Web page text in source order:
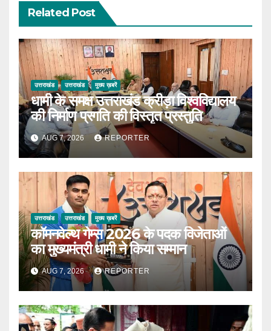
Related Post
उत्तराखंड उत्तराखंड मुख्य ख़बरें
धामी के समक्ष उत्तराखंड क्रीड़ा विश्वविद्यालय
की निर्माण प्रगति की विस्तृत प्रस्तुति
AUG 7, 2026 REPORTER
उत्तराखंड उत्तराखंड मुख्य ख़बरें
कॉमनवेल्थ गेम्स 2026 के पदक विजेताओं
का मुख्यमंत्री धामी ने किया सम्मान
AUG 7, 2026 REPORTER